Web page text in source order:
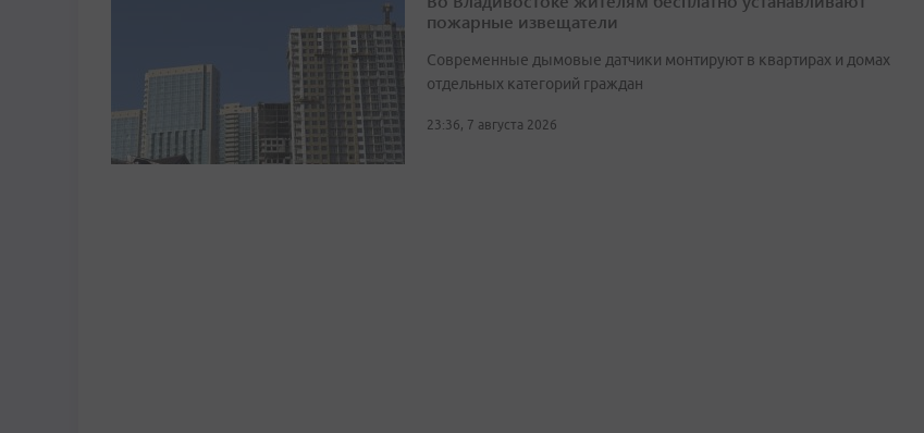
пожарные извещатели
Современные дымовые датчики монтируют в квартирах и домах
отдельных категорий граждан
23:36, 7 августа 2026